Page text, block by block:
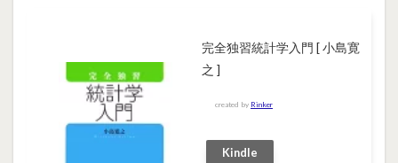
完全独習統計学入門 [ 小島寛
之 ]
created by Rinker
Kindle